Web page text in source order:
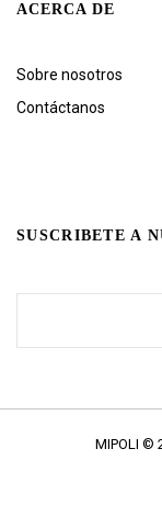
ACERCA DE
Sobre nosotros
Contáctanos
SUSCRIBETE A
MIPOLI ©